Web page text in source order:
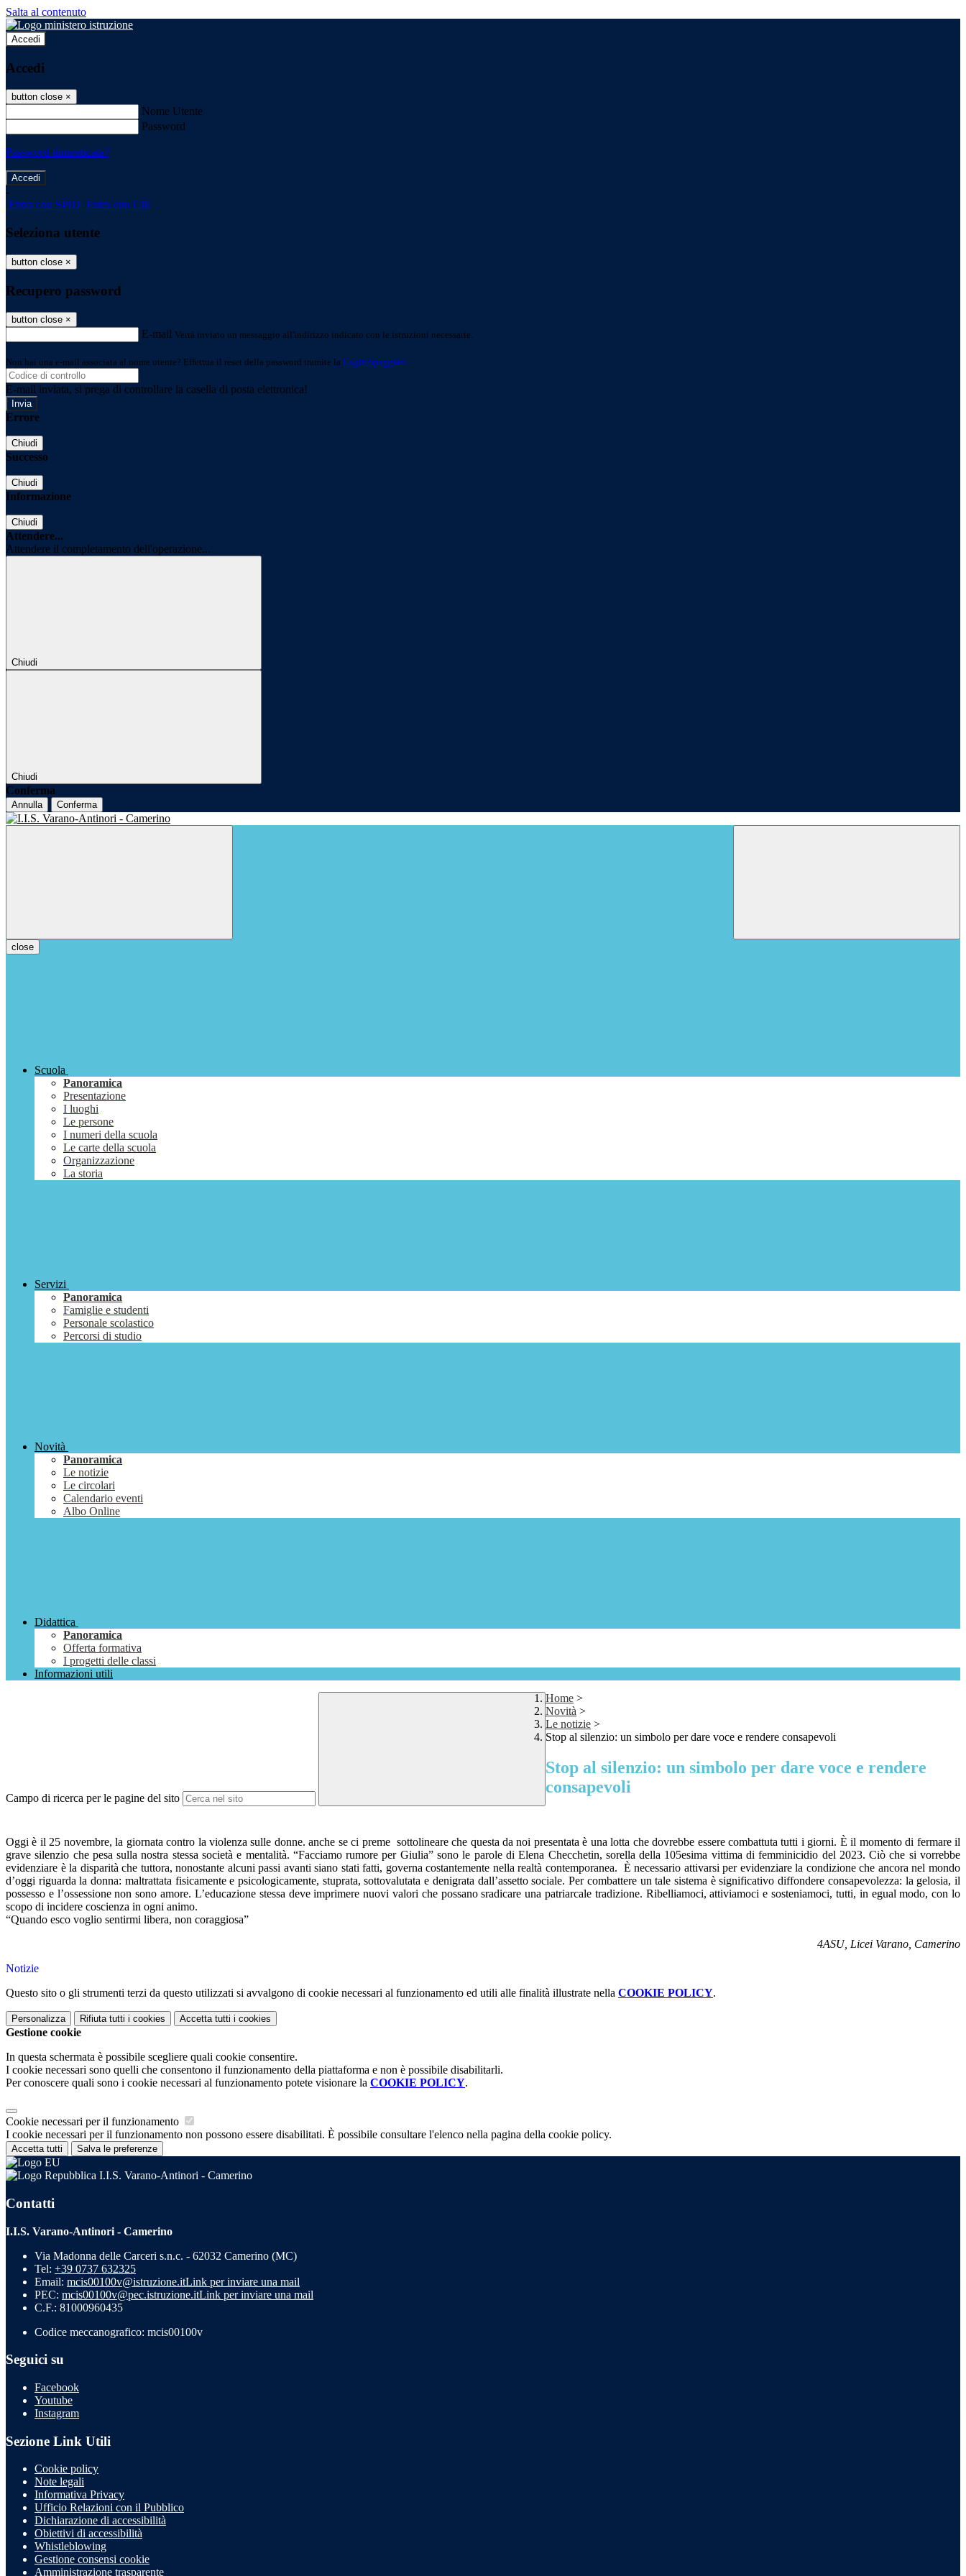
Salta al contenuto
Accedi
Accedi
button close ×
Nome Utente
Password
Password dimenticata?
-
Entra con SPID Entra con CIE
Seleziona utente
button close ×
Recupero password
button close ×
E-mail Verrà inviato un messaggio all'indirizzo indicato con le istruzioni necessarie.
Non hai una e-mail associata al nome utente? Effettua il reset della password tramite la Login Spaggiari
E-mail inviata, si prega di controllare la casella di posta elettronica!
Errore
Chiudi
Successo
Chiudi
Informazione
Chiudi
Attendere...
Attendere il completamento dell'operazione...
Chiudi
Chiudi
Conferma
Annulla Conferma
close
Scuola
Panoramica
Presentazione
I luoghi
Le persone
I numeri della scuola
Le carte della scuola
Organizzazione
La storia
Servizi
Panoramica
Famiglie e studenti
Personale scolastico
Percorsi di studio
Novità
Panoramica
Le notizie
Le circolari
Calendario eventi
Albo Online
Didattica
Panoramica
Offerta formativa
I progetti delle classi
Informazioni utili
Campo di ricerca per le pagine del sito
Home >
Novità >
Le notizie >
Stop al silenzio: un simbolo per dare voce e rendere consapevoli
Stop al silenzio: un simbolo per dare voce e rendere
consapevoli
Oggi è il 25 novembre, la giornata contro la violenza sulle donne. anche se ci preme sottolineare che questa da noi presentata è una lotta che dovrebbe essere combattuta tutti i giorni. È il momento di fermare il
grave silenzio che pesa sulla nostra stessa società e mentalità. “Facciamo rumore per Giulia” sono le parole di Elena Checchetin, sorella della 105esima vittima di femminicidio del 2023. Ciò che si vorrebbe
evidenziare è la disparità che tuttora, nonostante alcuni passi avanti siano stati fatti, governa costantemente nella realtà contemporanea. È necessario attivarsi per evidenziare la condizione che ancora nel mondo
d’oggi riguarda la donna: maltrattata fisicamente e psicologicamente, stuprata, sottovalutata e denigrata dall’assetto sociale. Per combattere un tale sistema è significativo diffondere consapevolezza: la gelosia, il
possesso e l’ossessione non sono amore. L’educazione stessa deve imprimere nuovi valori che possano sradicare una patriarcale tradizione. Ribelliamoci, attiviamoci e sosteniamoci, tutti, in egual modo, con lo
scopo di incidere coscienza in ogni animo.
“Quando esco voglio sentirmi libera, non coraggiosa”
4ASU, Licei Varano, Camerino
Notizie
Questo sito o gli strumenti terzi da questo utilizzati si avvalgono di cookie necessari al funzionamento ed utili alle finalità illustrate nella COOKIE POLICY.
Personalizza Rifiuta tutti i cookies Accetta tutti i cookies
Gestione cookie
In questa schermata è possibile scegliere quali cookie consentire.
I cookie necessari sono quelli che consentono il funzionamento della piattaforma e non è possibile disabilitarli.
Per conoscere quali sono i cookie necessari al funzionamento potete visionare la COOKIE POLICY.
Cookie necessari per il funzionamento
I cookie necessari per il funzionamento non possono essere disabilitati. È possibile consultare l'elenco nella pagina della cookie policy.
Accetta tutti Salva le preferenze
I.I.S. Varano-Antinori - Camerino
Contatti
I.I.S. Varano-Antinori - Camerino
Via Madonna delle Carceri s.n.c. - 62032 Camerino (MC)
Tel: +39 0737 632325
Email: mcis00100v@istruzione.itLink per inviare una mail
PEC: mcis00100v@pec.istruzione.itLink per inviare una mail
C.F.: 81000960435
Codice meccanografico: mcis00100v
Seguici su
Facebook
Youtube
Instagram
Sezione Link Utili
Cookie policy
Note legali
Informativa Privacy
Ufficio Relazioni con il Pubblico
Dichiarazione di accessibilità
Obiettivi di accessibilità
Whistleblowing
Gestione consensi cookie
Amministrazione trasparente